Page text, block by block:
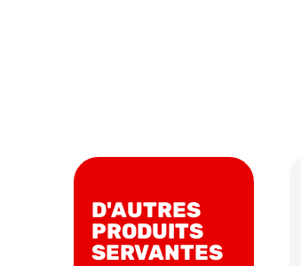
D'AUTRES
PRODUITS
SERVANTES